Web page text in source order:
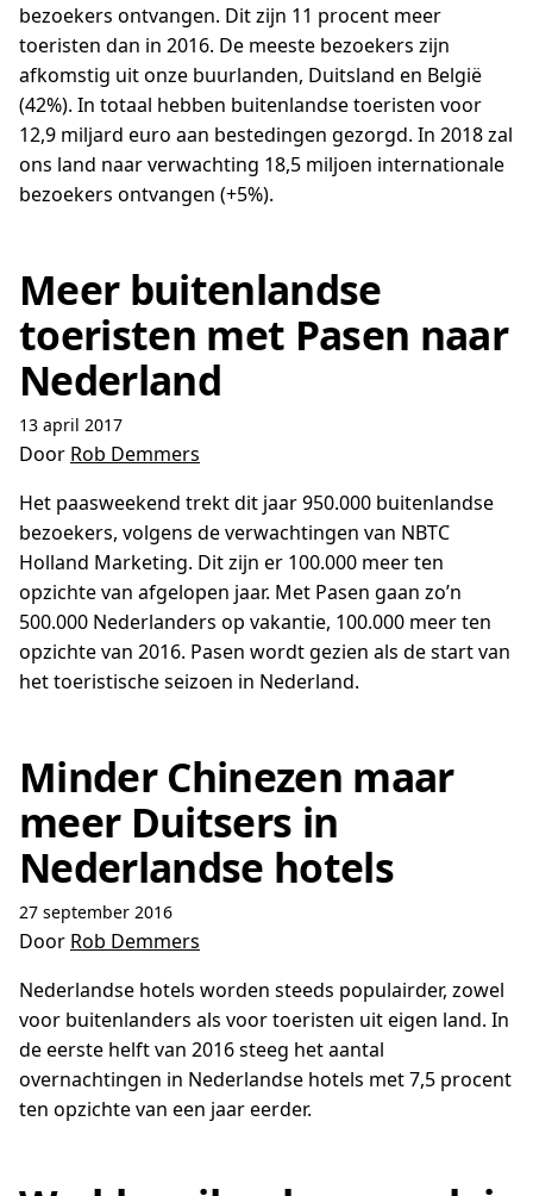
bezoekers ontvangen. Dit zijn 11 procent meer
toeristen dan in 2016. De meeste bezoekers zijn
afkomstig uit onze buurlanden, Duitsland en België
(42%). In totaal hebben buitenlandse toeristen voor
12,9 miljard euro aan bestedingen gezorgd. In 2018 zal
ons land naar verwachting 18,5 miljoen internationale
bezoekers ontvangen (+5%).
Meer buitenlandse
toeristen met Pasen naar
Nederland
13 april 2017
Door Rob Demmers
Het paasweekend trekt dit jaar 950.000 buitenlandse
bezoekers, volgens de verwachtingen van NBTC
Holland Marketing. Dit zijn er 100.000 meer ten
opzichte van afgelopen jaar. Met Pasen gaan zo’n
500.000 Nederlanders op vakantie, 100.000 meer ten
opzichte van 2016. Pasen wordt gezien als de start van
het toeristische seizoen in Nederland. ­­­­­
Minder Chinezen maar
meer Duitsers in
Nederlandse hotels
27 september 2016
Door Rob Demmers
Nederlandse hotels worden steeds populairder, zowel
voor buitenlanders als voor toeristen uit eigen land. In
de eerste helft van 2016 steeg het aantal
overnachtingen in Nederlandse hotels met 7,5 procent
ten opzichte van een jaar eerder.